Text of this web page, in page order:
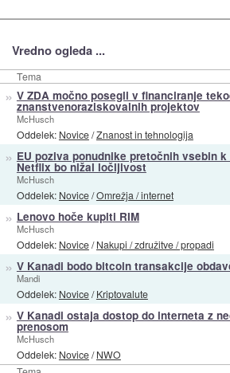
Vredno ogleda ...
Tema
» V ZDA močno posegli v financiranje
znanstvenoraziskovalnih projektov
McHusch
Oddelek: Novice/Znanost in tehnologija
» EU poziva ponudnike pretočnih vsebin
Netflix bo nižal ločljivost
McHusch
Oddelek: Novice/Omrežja / internet
» Lenovo hoče kupiti RIM
McHusch
Oddelek: Novice/Nakupi / združitve / propadi
» V Kanadi bodo bitcoin transakcije
Mandi
Oddelek: Novice/Kriptovalute
» V Kanadi ostaja dostop do interneta z
prenosom
McHusch
Oddelek: Novice/NWO